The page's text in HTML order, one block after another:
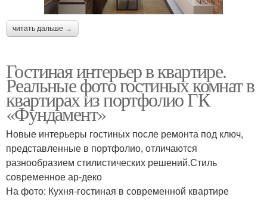
читать дальше →
Гостиная интерьер в квартире.
Реальные фото гостиных комнат в
квартирах из портфолио ГК
«Фундамент»
Новые интерьеры гостиных после ремонта под ключ,
представленные в портфолио, отличаются
разнообразием стилистических решений.Стиль
современное ар-деко
На фото: Кухня-гостиная в современной квартире